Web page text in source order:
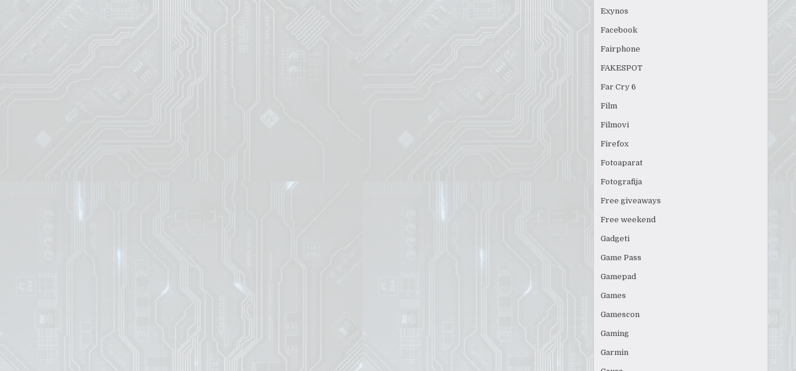
Exynos
Facebook
Fairphone
FAKESPOT
Far Cry 6
Film
Filmovi
Firefox
Fotoaparat
Fotografija
Free giveaways
Free weekend
Gadgeti
Game Pass
Gamepad
Games
Gamescon
Gaming
Garmin